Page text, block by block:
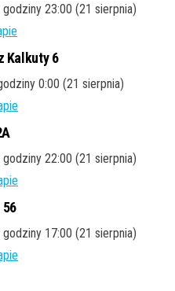
23:00 (21 sierpnia)
Kalkuty 6
0:00 (21 sierpnia)
22:00 (21 sierpnia)
17:00 (21 sierpnia)